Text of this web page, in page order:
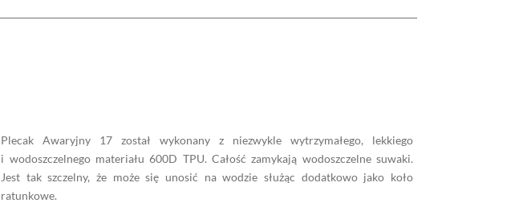
Plecak Awaryjny 17 został wykonany z niezwykle wytrzymałego, lekkiego
i wodoszczelnego materiału 600D TPU. Całość zamykają wodoszczelne suwaki.
Jest tak szczelny, że może się unosić na wodzie służąc dodatkowo jako koło
ratunkowe.